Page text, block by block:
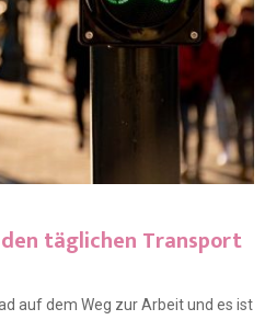
täglichen Transport
auf dem Weg zur Arbeit und es ist